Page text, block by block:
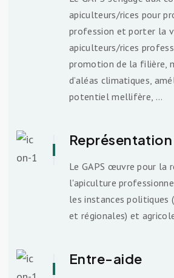
apiculteurs/rices pour
profession et porter la
apiculteurs/rices
promotion de la filière,
d’aléas climatiques,
potentiel mellifère, …
Représentation
Le GAPS œuvre pour la
l'apiculture
les instances politiques
et régionales) et
Entre-aide